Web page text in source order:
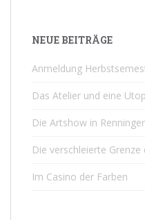
NEUE BEITRÄGE
Anmeldung
Das Atelier und eine
Die Artshow in
Die verschleierte Grenze
Im Casino der Farben